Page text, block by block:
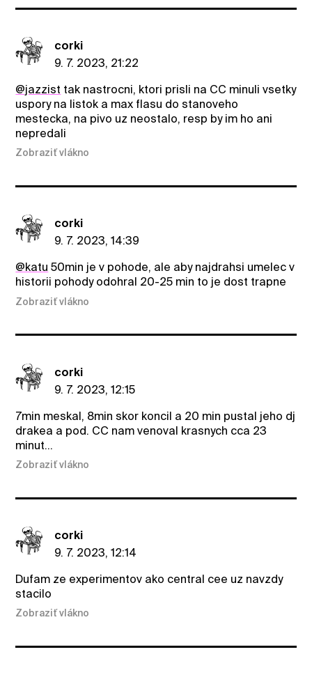
corki
9. 7. 2023, 21:22
@jazzist tak nastrocni, ktori prisli na CC minuli vsetky
uspory na listok a max flasu do stanoveho
mestecka, na pivo uz neostalo, resp by im ho ani
nepredali
Zobraziť vlákno
corki
9. 7. 2023, 14:39
@katu 50min je v pohode, ale aby najdrahsi umelec v
historii pohody odohral 20-25 min to je dost trapne
Zobraziť vlákno
corki
9. 7. 2023, 12:15
7min meskal, 8min skor koncil a 20 min pustal jeho dj
drakea a pod. CC nam venoval krasnych cca 23
minut…
Zobraziť vlákno
corki
9. 7. 2023, 12:14
Dufam ze experimentov ako central cee uz navzdy
stacilo
Zobraziť vlákno